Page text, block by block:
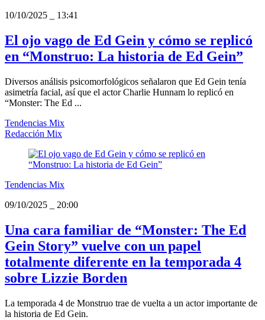
10/10/2025
13:41
El ojo vago de Ed Gein y cómo se replicó
en “Monstruo: La historia de Ed Gein”
Diversos análisis psicomorfológicos señalaron que Ed Gein tenía
asimetría facial, así que el actor Charlie Hunnam lo replicó en
“Monster: The Ed ...
Tendencias Mix
Redacción Mix
Tendencias Mix
09/10/2025
20:00
Una cara familiar de “Monster: The Ed
Gein Story” vuelve con un papel
totalmente diferente en la temporada 4
sobre Lizzie Borden
La temporada 4 de Monstruo trae de vuelta a un actor importante de
la historia de Ed Gein.